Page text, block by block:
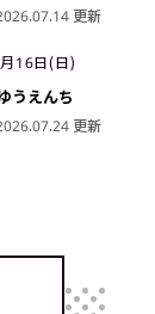
更新
16日(日)
うえんち
更新